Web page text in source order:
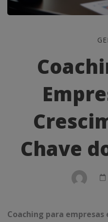
para
Empresas
Chave
Chave
Coaching para